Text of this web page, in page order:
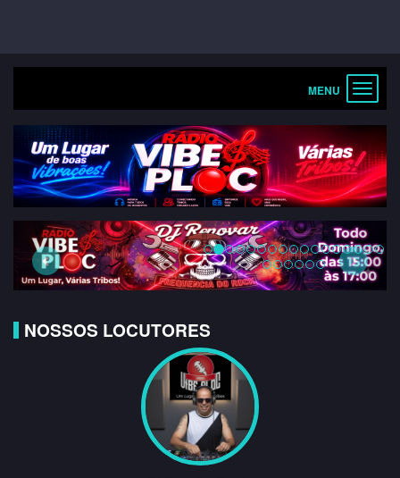
Toggle
Previous Next
NOSSOS LOCUTORES